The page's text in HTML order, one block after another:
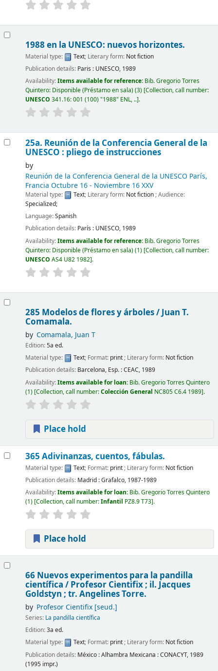
1988 en la UNESCO: nuevos horizontes.
Material type: Text; Literary form: Not fiction
Publication details: Paris : UNESCO, 1989
Availability:Items available for reference: Bib. Gregorio Torres
Quintero: Disponible (Préstamo en sala)(3) Collection, call number:
UNESCO 341.16: 001 (100) "1988" ENL, .. .
25a. Reunión de la Conferencia General de la
UNESCO : pliego de instrucciones
by
Reunión de la Conferencia General de la UNESCO París,
Francia Octubre 16 - Noviembre 16 XXV
Material type: Text; Literary form: Not fiction; Audience:
Specialized;
Language:Spanish
Publication details: París : UNESCO, 1989
Availability:Items available for reference: Bib. Gregorio Torres
Quintero: Disponible (Préstamo en sala)(1) Collection, call number:
UNESCO AS4 U82 1982 .
285 Modelos de flores y árboles /Juan T.
Comamala.
by Comamala, Juan T
Edition:5a ed.
Material type:
Text; Format: print; Literary form: Not fiction
Publication details: Barcelona, Esp. :CEAC, 1989
Availability:Items available for loan: Bib. Gregorio Torres Quintero
(1) Collection, call number:Colección General NC805 C6.4 1989 .
Place hold
365 Adivinanzas, cuentos, fábulas.
Material type: Text; Format: print; Literary form: Not fiction
Publication details: Madrid :Grafalco, 1987-1989
Availability:Items available for loan: Bib. Gregorio Torres Quintero
(1) Collection, call number:Infantil PZ8.9 T73 .
Place hold
66 Nuevos experimentos para la pandilla
científica / Profesor Cientifix ; il. Jacques
Goldstyn ; tr. Angelines Torre.
by Profesor Cientifix [seud.]
Series: La pandilla científica
Edition:3a ed.
Material type:
Text; Format: print; Literary form: Not fiction
Publication details: México :Alhambra Mexicana : CONACYT, 1989
(1995 impr.)